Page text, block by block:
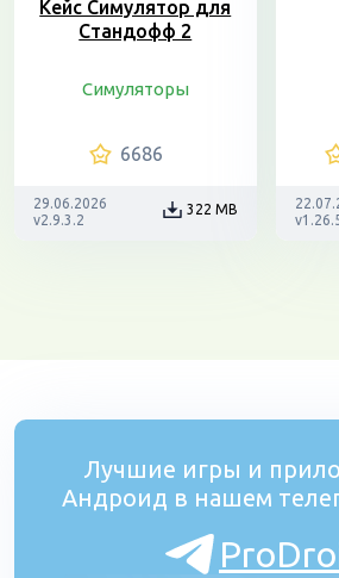
Кейс Симулятор для
Стандофф 2
Симуляторы
6686
29.06.2026
v2.9.3.2
322 MB
Лучшие игры и
Андроид в нашем